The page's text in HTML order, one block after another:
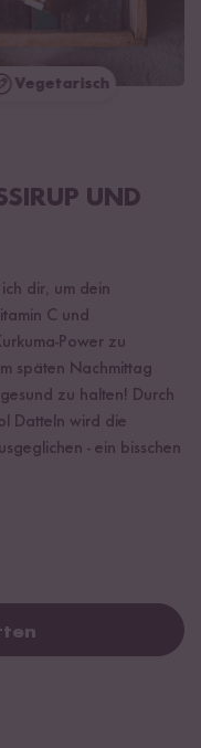
Vegetarisch
UND
dir, um dein
C und
Power zu
späten Nachmittag
zu halten! Durch
Datteln wird die
- ein bisschen